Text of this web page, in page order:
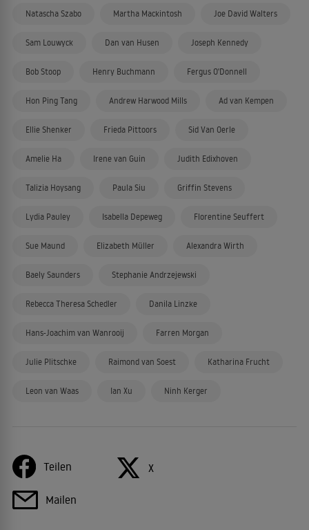
Natascha Szabo Martha Mackintosh Joe David Walters
Sam Louwyck Dan van Husen Joseph Kennedy
Bob Stoop Henry Buchmann Fergus O'Donnell
Hon Ping Tang Andrew Harwood Mills Ad van Kempen
Ellie Shenker Frieda Pittoors Sid Van Oerle
Amelie Ha Irene van Guin Judith Edixhoven
Talizia Hoysang Paula Siu Griffin Stevens
Lydia Pauley Isabella Depeweg Florentine Seuffert
Sue Maund Elizabeth Müller Alexandra Wirth
Baely Saunders Stephanie Andrzejewski
Rebecca Theresa Schedler Danila Linzke
Hans-Joachim van Wanrooij Farren Morgan
Julie Plitschke Raimond van Soest Katharina Frucht
Leon van Waas Ian Xu Ninh Kerger
Teilen X
Mailen